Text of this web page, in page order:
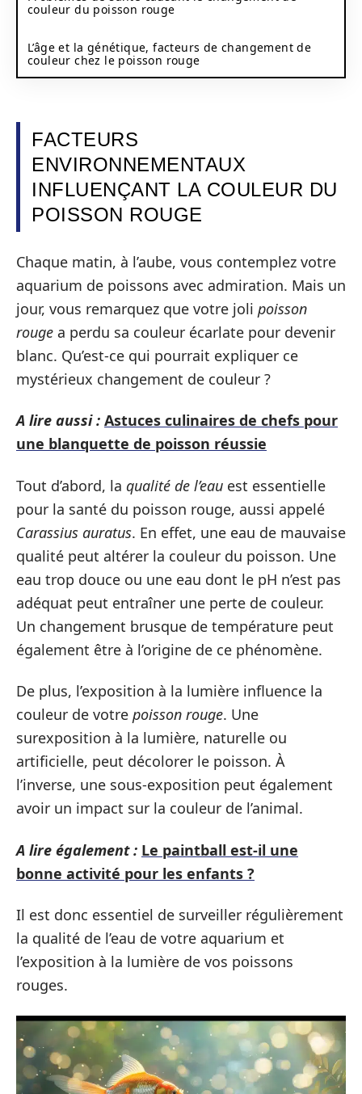
couleur du poisson rouge
L’âge et la génétique, facteurs de changement de
couleur chez le poisson rouge
FACTEURS
ENVIRONNEMENTAUX
INFLUENÇANT LA COULEUR DU
POISSON ROUGE
Chaque matin, à l’aube, vous contemplez votre
aquarium de poissons avec admiration. Mais un
jour, vous remarquez que votre joli poisson
rouge a perdu sa couleur écarlate pour devenir
blanc. Qu’est-ce qui pourrait expliquer ce
mystérieux changement de couleur ?
A lire aussi : Astuces culinaires de chefs pour
une blanquette de poisson réussie
Tout d’abord, la qualité de l’eau est essentielle
pour la santé du poisson rouge, aussi appelé
Carassius auratus. En effet, une eau de mauvaise
qualité peut altérer la couleur du poisson. Une
eau trop douce ou une eau dont le pH n’est pas
adéquat peut entraîner une perte de couleur.
Un changement brusque de température peut
également être à l’origine de ce phénomène.
De plus, l’exposition à la lumière influence la
couleur de votre poisson rouge. Une
surexposition à la lumière, naturelle ou
artificielle, peut décolorer le poisson. À
l’inverse, une sous-exposition peut également
avoir un impact sur la couleur de l’animal.
A lire également : Le paintball est-il une
bonne activité pour les enfants ?
Il est donc essentiel de surveiller régulièrement
la qualité de l’eau de votre aquarium et
l’exposition à la lumière de vos poissons
rouges.